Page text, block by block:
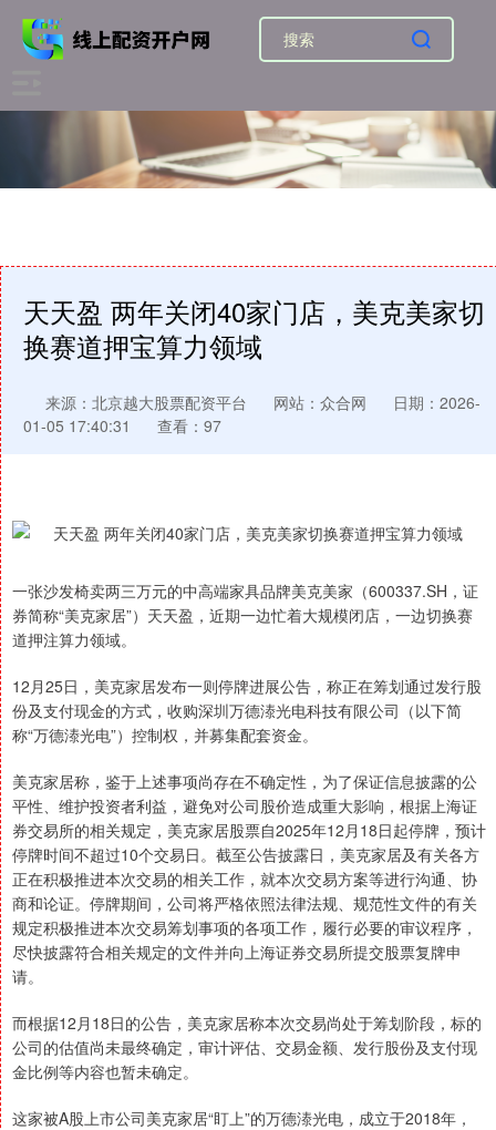
天天盈 两年关闭40家门店，美克美家切
换赛道押宝算力领域
来源：北京越大股票配资平台 网站：众合网
日期：2026-
01-05 17:40:31
查看：97
一张沙发椅卖两三万元的中高端家具品牌美克美家（600337.SH，证
券简称“美克家居”）天天盈，近期一边忙着大规模闭店，一边切换赛
道押注算力领域。
12月25日，美克家居发布一则停牌进展公告，称正在筹划通过发行股
份及支付现金的方式，收购深圳万德溙光电科技有限公司（以下简
称“万德溙光电”）控制权，并募集配套资金。
美克家居称，鉴于上述事项尚存在不确定性，为了保证信息披露的公
平性、维护投资者利益，避免对公司股价造成重大影响，根据上海证
券交易所的相关规定，美克家居股票自2025年12月18日起停牌，预计
停牌时间不超过10个交易日。截至公告披露日，美克家居及有关各方
正在积极推进本次交易的相关工作，就本次交易方案等进行沟通、协
商和论证。停牌期间，公司将严格依照法律法规、规范性文件的有关
规定积极推进本次交易筹划事项的各项工作，履行必要的审议程序，
尽快披露符合相关规定的文件并向上海证券交易所提交股票复牌申
请。
而根据12月18日的公告，美克家居称本次交易尚处于筹划阶段，标的
公司的估值尚未最终确定，审计评估、交易金额、发行股份及支付现
金比例等内容也暂未确定。
这家被A股上市公司美克家居“盯上”的万德溙光电，成立于2018年，